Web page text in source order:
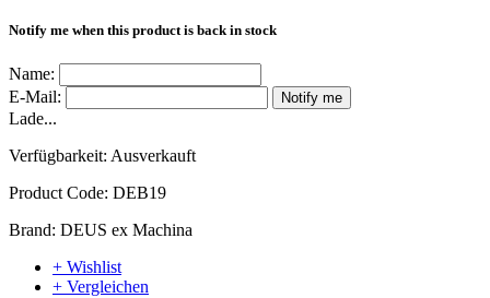
Notify me when this product is back in stock
Name:
E-Mail:
Notify me
Lade...
Verfügbarkeit: Ausverkauft
Product Code: DEB19
Brand: DEUS ex Machina
+ Wishlist
+ Vergleichen